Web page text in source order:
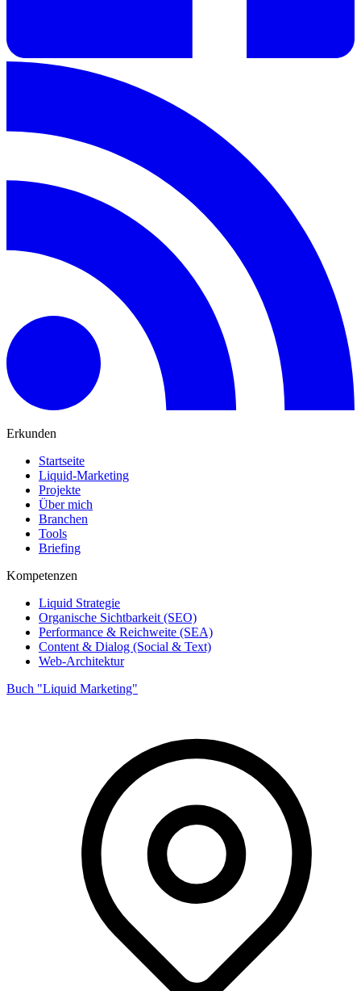
Erkunden
Startseite
Liquid-Marketing
Projekte
Über mich
Branchen
Tools
Briefing
Kompetenzen
Liquid Strategie
Organische Sichtbarkeit (SEO)
Performance & Reichweite (SEA)
Content & Dialog (Social & Text)
Web-Architektur
Buch "Liquid Marketing"